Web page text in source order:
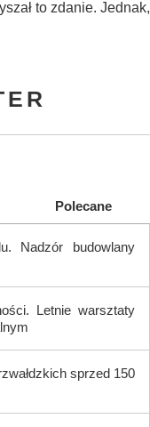
to zdanie. Jednak,
Polecane
Nadzór budowlany
Letnie warsztaty
sprzed 150